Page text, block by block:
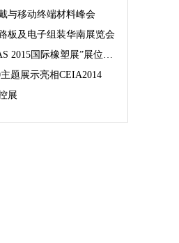
与移动终端材料峰会
板及电子组装华南展览会
橡塑展”展位预订火爆 彰显橡塑业乐观前景
题展示亮相CEIA2014
展